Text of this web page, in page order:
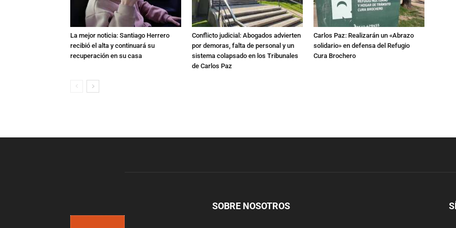
La mejor noticia: Santiago Herrero
recibió el alta y continuará su
recuperación en su casa
Conflicto judicial: Abogados advierten
por demoras, falta de personal y un
sistema colapsado en los Tribunales
de Carlos Paz
Carlos Paz: Realizarán un «Abrazo
solidario» en defensa del Refugio
Cura Brochero
SOBRE NOSOTROS